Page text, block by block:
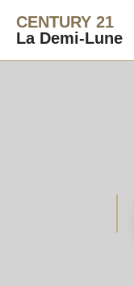
CENTURY 21
La Demi-Lune